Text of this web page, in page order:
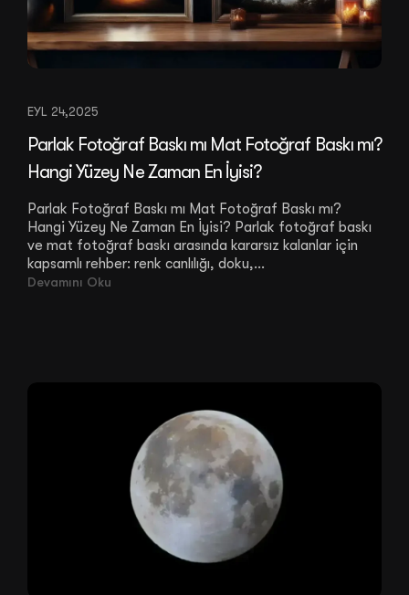
EYL 24,2025
Parlak Fotoğraf Baskı mı Mat Fotoğraf Baskı mı?
Hangi Yüzey Ne Zaman En İyisi?
Parlak Fotoğraf Baskı mı Mat Fotoğraf Baskı mı?
Hangi Yüzey Ne Zaman En İyisi? Parlak fotoğraf baskı
ve mat fotoğraf baskı arasında kararsız kalanlar için
kapsamlı rehber: renk canlılığı, doku,...
Devamını Oku